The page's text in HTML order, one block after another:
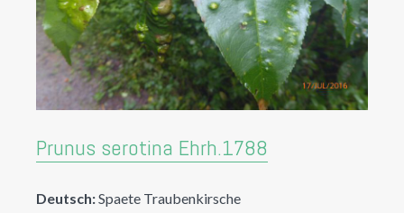
Prunus serotina Ehrh.1788
Deutsch:Spaete Traubenkirsche